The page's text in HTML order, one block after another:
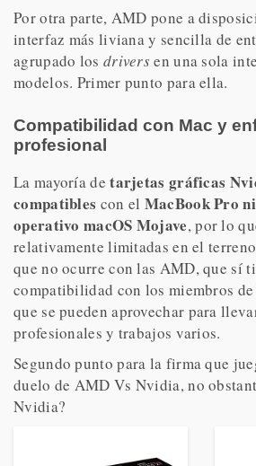
Por otra parte, AMD pone a
interfaz más liviana y sencilla de
agrupado los driversen una sola
modelos. Primer punto para ella.
Compatibilidad con Mac y
profesional
La mayoría detarjetas gráficas
compatibles con el MacBook Pro
operativo macOS Mojave, por lo
relativamente limitadas en el
que no ocurre con las AMD, que sí
compatibilidad con los miembros
que se pueden aprovechar para
profesionales y trabajos varios.
Segundo punto para la firma que
duelo de AMD Vs Nvidia, no
Nvidia?